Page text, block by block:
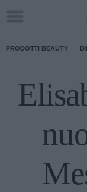
PRODOTTI BEAUTY